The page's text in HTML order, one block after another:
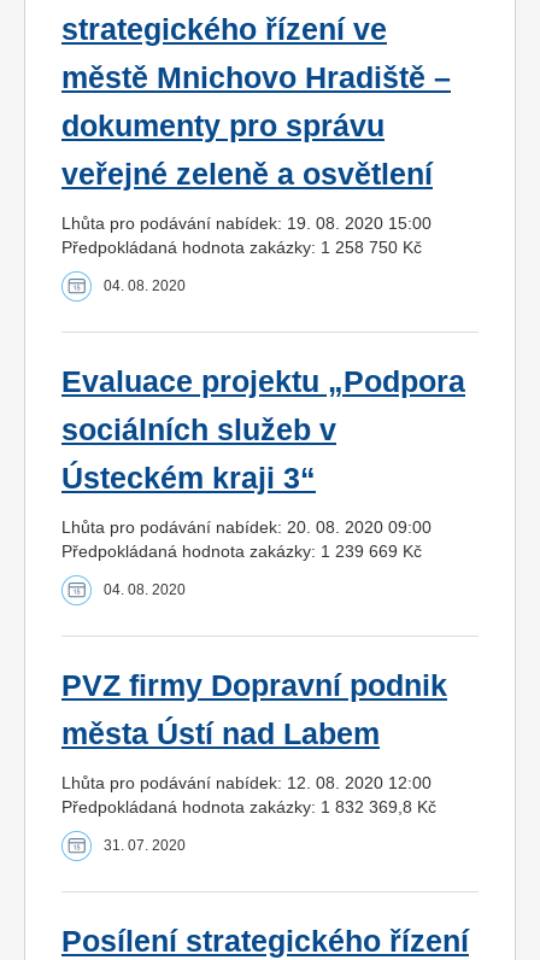
strategického řízení ve
městě Mnichovo Hradiště –
dokumenty pro správu
veřejné zeleně a osvětlení
Lhůta pro podávání nabídek: 19. 08. 2020 15:00
Předpokládaná hodnota zakázky: 1 258 750 Kč
04. 08. 2020
Evaluace projektu „Podpora
sociálních služeb v
Ústeckém kraji 3“
Lhůta pro podávání nabídek: 20. 08. 2020 09:00
Předpokládaná hodnota zakázky: 1 239 669 Kč
04. 08. 2020
PVZ firmy Dopravní podnik
města Ústí nad Labem
Lhůta pro podávání nabídek: 12. 08. 2020 12:00
Předpokládaná hodnota zakázky: 1 832 369,8 Kč
31. 07. 2020
Posílení strategického řízení